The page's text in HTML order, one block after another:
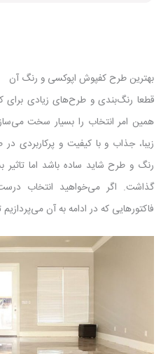
بهترین طرح کفپوش اپوکسی و رنگ آن
قطعا رنگ‌بندی و طرح‌های زیادی
همین امر انتخاب را بسیار سخت
زیبا، جذاب و با کیفیت و پرکاربردی
رنگ و طرح شاید ساده باشد اما
گذاشت. اگر می‌خواهید انتخاب
فاکتورهایی که در ادامه به آن